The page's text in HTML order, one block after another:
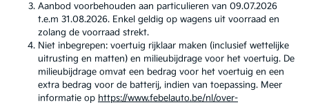
Aanbod voorbehouden aan particulieren van 09.07.2026
t.e.m 31.08.2026. Enkel geldig op wagens uit voorraad en
zolang de voorraad strekt.
Niet inbegrepen: voertuig rijklaar maken (inclusief wettelijke
uitrusting en matten) en milieubijdrage voor het voertuig. De
milieubijdrage omvat een bedrag voor het voertuig en een
extra bedrag voor de batterij, indien van toepassing. Meer
informatie op https://www.febelauto.be/nl/over-